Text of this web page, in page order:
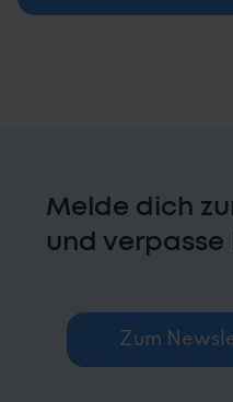
Melde dich
und verpasse
Zum